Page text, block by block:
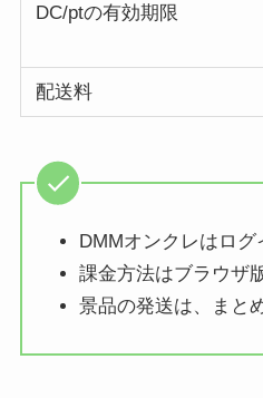
DC/ptの有効期限
配送料
DMMオンクレはロ
課金方法はブラウザ
景品の発送は、まと